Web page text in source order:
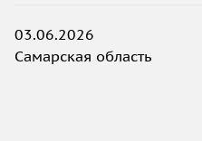
03.06.2026
Самарская область